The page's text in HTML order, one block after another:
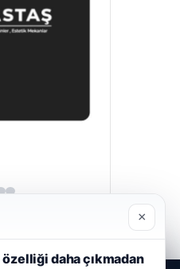
×
özelliği daha çıkmadan